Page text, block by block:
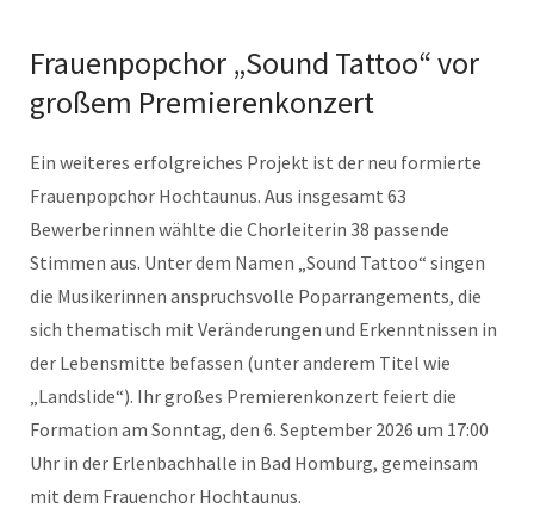
Frauenpopchor „Sound Tattoo“ vor
großem Premierenkonzert
Ein weiteres erfolgreiches Projekt ist der neu formierte
Frauenpopchor Hochtaunus. Aus insgesamt 63
Bewerberinnen wählte die Chorleiterin 38 passende
Stimmen aus. Unter dem Namen „Sound Tattoo“ singen
die Musikerinnen anspruchsvolle Poparrangements, die
sich thematisch mit Veränderungen und Erkenntnissen in
der Lebensmitte befassen (unter anderem Titel wie
„Landslide“). Ihr großes Premierenkonzert feiert die
Formation am Sonntag, den 6. September 2026 um 17:00
Uhr in der Erlenbachhalle in Bad Homburg, gemeinsam
mit dem Frauenchor Hochtaunus.